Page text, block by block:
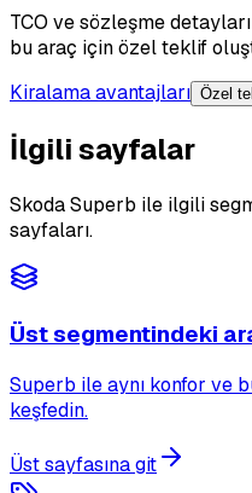
TCO ve sözleşme
bu araç için özel teklif
Kiralama avantajları Özel
İlgili sayfalar
Skoda Superb ile ilgili
sayfaları.
Üst segmentindeki
Superb ile aynı konfor ve
keşfedin.
Üst sayfasına git